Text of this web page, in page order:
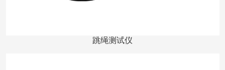
跳绳测试仪